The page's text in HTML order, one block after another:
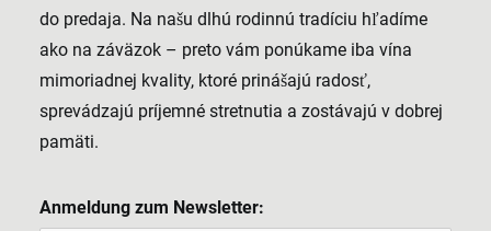
do predaja. Na našu dlhú rodinnú tradíciu hľadíme
ako na záväzok – preto vám ponúkame iba vína
mimoriadnej kvality, ktoré prinášajú radosť,
sprevádzajú príjemné stretnutia a zostávajú v dobrej
pamäti.
Anmeldung zum Newsletter: